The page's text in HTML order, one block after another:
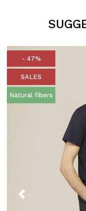
- 47%
SALES
Natural fibers